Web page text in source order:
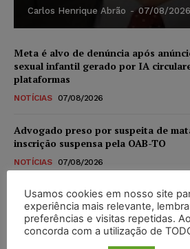
Carlos Henrique Abrão - 07/08/2026
Meta é alvo de denúncia após
sexual infantil gerado por IA
plataformas
NOTÍCIAS 07/08/2026
Advogado preso por suspeita de
inscrição suspensa pela OAB-TO
NOTÍCIAS 07/08/2026
STF amplia isenção de IBS e CBS na
novos para pessoas com deficiência
níveis
07/08/2026
Usamos cookies em nosso site
experiência mais relevante,
preferências e visitas repetidas.
concorda com a utilização de